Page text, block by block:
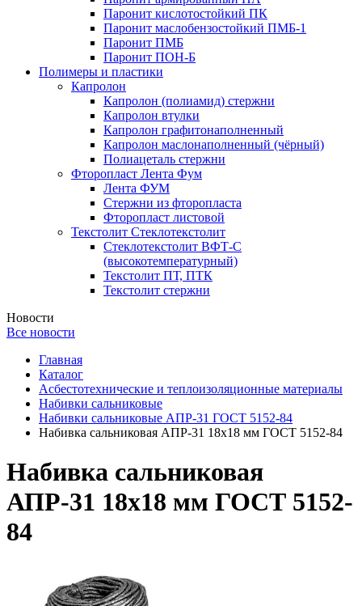
Паронит кислотостойкий ПК
Паронит маслобензостойкий ПМБ-1
Паронит ПМБ
Паронит ПОН-Б
Полимеры и пластики
Капролон
Капролон (полиамид) стержни
Капролон втулки
Капролон графитонаполненный
Капролон маслонаполненный (чёрный)
Полиацеталь стержни
Фторопласт Лента Фум
Лента ФУМ
Стержни из фторопласта
Фторопласт листовой
Текстолит Стеклотекстолит
Стеклотекстолит ВФТ-С
(высокотемпературный)
Текстолит ПТ, ПТК
Текстолит стержни
Новости
Все новости
Главная
Каталог
Асбестотехнические и теплоизоляционные материалы
Набивки сальниковые
Набивки сальниковые АПР-31 ГОСТ 5152-84
Набивка сальниковая АПР-31 18х18 мм ГОСТ 5152-84
Набивка сальниковая
АПР-31 18х18 мм ГОСТ 5152-
84